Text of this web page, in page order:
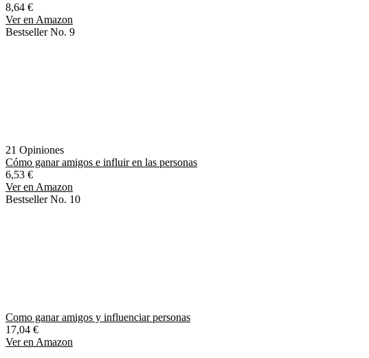
8,64 €
Ver en Amazon
Bestseller No. 9
21 Opiniones
Cómo ganar amigos e influir en las personas
6,53 €
Ver en Amazon
Bestseller No. 10
Como ganar amigos y influenciar personas
17,04 €
Ver en Amazon